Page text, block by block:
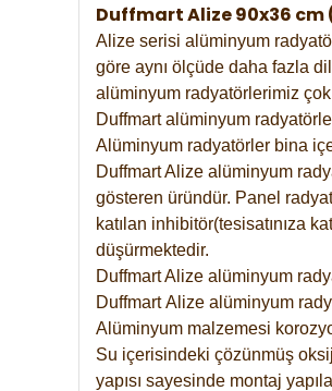
Duffmart Alize 90x36
Alize serisi alüminyum
göre aynı ölçüde daha fazla
alüminyum radyatörlerimiz
Duffmart alüminyum
Alüminyum radyatörler bina
Duffmart Alize alüminyum
gösteren üründür. Panel
katılan inhibitör(tesisatınıza
düşürmektedir.
Duffmart Alize alüminyum
DuffmartAlize alüminyum
Alüminyum malzemesi
Su içerisindeki çözünmüş
yapısı sayesinde montaj